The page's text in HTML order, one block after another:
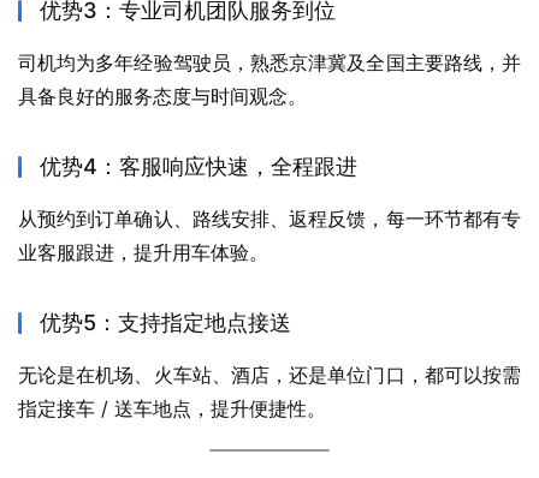
优势3：专业司机团队服务到位
司机均为多年经验驾驶员，熟悉京津冀及全国主要路线，并
具备良好的服务态度与时间观念。
优势4：客服响应快速，全程跟进
从预约到订单确认、路线安排、返程反馈，每一环节都有专
业客服跟进，提升用车体验。
优势5：支持指定地点接送
无论是在机场、火车站、酒店，还是单位门口，都可以按需
指定接车 / 送车地点，提升便捷性。